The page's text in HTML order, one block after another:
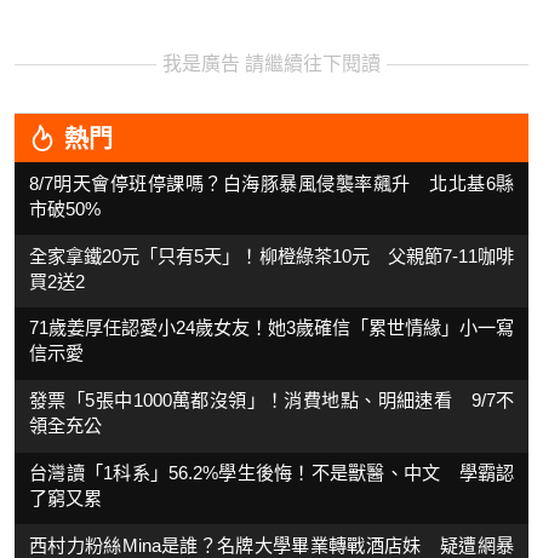
我是廣告 請繼續往下閱讀
熱門
8/7明天會停班停課嗎？白海豚暴風侵襲率飆升 北北基6縣
市破50%
全家拿鐵20元「只有5天」！柳橙綠茶10元 父親節7-11咖啡
買2送2
71歲姜厚任認愛小24歲女友！她3歲確信「累世情緣」小一寫
信示愛
發票「5張中1000萬都沒領」！消費地點、明細速看 9/7不
領全充公
台灣讀「1科系」56.2%學生後悔！不是獸醫、中文 學霸認
了窮又累
西村力粉絲Mina是誰？名牌大學畢業轉戰酒店妹 疑遭網暴